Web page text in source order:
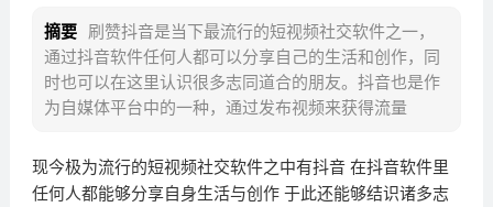
摘要
刷赞抖音是当下最流行的短视频社交软件之一，
通过抖音软件任何人都可以分享自己的生活和创作，同
时也可以在这里认识很多志同道合的朋友。抖音也是作
为自媒体平台中的一种，通过发布视频来获得流量
现今极为流行的短视频社交软件之中有抖音 在抖音软件里
任何人都能够分享自身生活与创作 于此还能够结识诸多志